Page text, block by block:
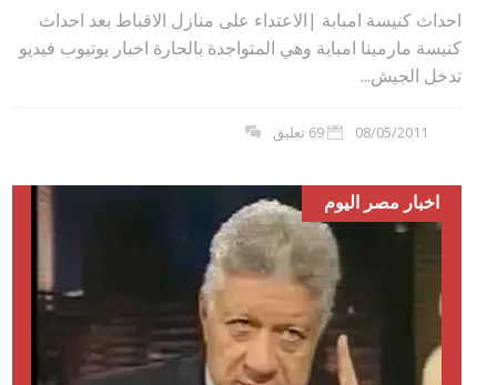
احداث كنيسة امبابة |الاعتداء على منازل الاقباط بعد احداث
كنيسة مارمينا امبابة وهي المتواجدة بالحارة اخبار يوتيوب فيديو
تدخل الجيش...
08/05/2011 69 تعليق
اخبار مصر اليوم